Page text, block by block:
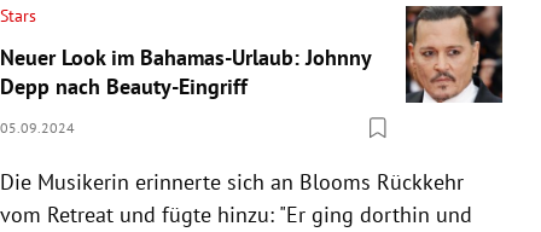
Stars
Neuer Look im Bahamas-Urlaub: Johnny
Depp nach Beauty-Eingriff
05.09.2024
Die Musikerin erinnerte sich an Blooms Rückkehr
vom Retreat und fügte hinzu: "Er ging dorthin und